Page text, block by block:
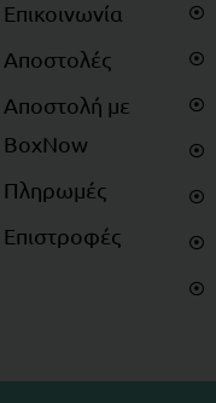
Επικοινωνία
Αποστολές
Αποστολή με
BoxNow
Πληρωμές
Επιστροφές